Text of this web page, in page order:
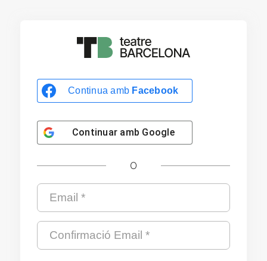
Continua amb Facebook
Continuar amb Google
O